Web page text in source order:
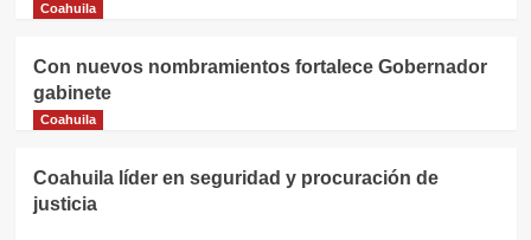
Coahuila
Con nuevos nombramientos fortalece Gobernador
gabinete
Coahuila
Coahuila líder en seguridad y procuración de
justicia